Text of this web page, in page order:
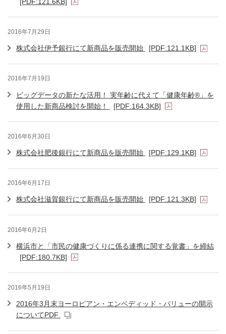
2016年7月29日
株式会社伊予銀行にて新商品を販売開始 [PDF:121.1KB]
2016年7月19日
ビッグデータの新たな活用！ 実年齢に代えて「健康年齢®」を
使用した新商品検討を開始！
[PDF:164.3KB]
2016年6月30日
株式会社肥後銀行にて新商品を販売開始 [PDF:129.1KB]
2016年6月17日
株式会社滋賀銀行にて新商品を販売開始 [PDF:121.3KB]
2016年6月2日
横浜市と「市民の健康づくりに係る連携に関する覚書」を締結
[PDF:180.7KB]
2016年5月19日
2016年3月末ヨーロピアン・エンベディッド・バリューの開示
についてPDF